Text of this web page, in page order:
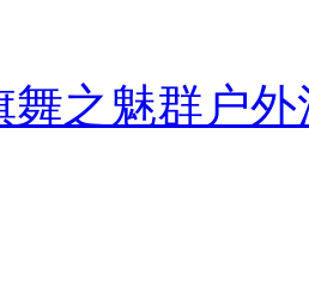
舞之魅群户